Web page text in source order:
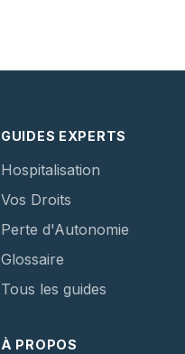
GUIDES EXPERTS
Hospitalisation
Vos Droits
Perte d'Autonomie
Glossaire
Tous les guides
À PROPOS